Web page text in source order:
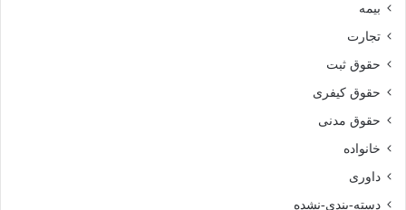
بیمه
تجارت
حقوق ثبت
حقوق کیفری
حقوق مدنی
خانواده
داوری
دسته-بندی-نشده